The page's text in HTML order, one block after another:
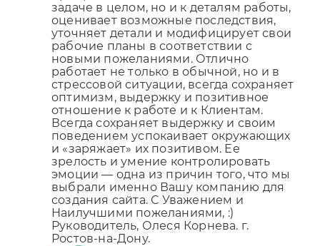
задаче в целом, но и к деталям работы,
оценивает возможные последствия,
уточняет детали и модифицирует свои
рабочие планы в соответствии с
новыми пожеланиями. Отлично
работает не только в обычной, но и в
стрессовой ситуации, всегда сохраняет
оптимизм, выдержку и позитивное
отношение к работе и к Клиентам.
Всегда сохраняет выдержку и своим
поведением успокаивает окружающих
и «заряжает» их позитивом. Ее
зрелость и умение контролировать
эмоции — одна из причин того, что мы
выбрали именно Вашу компанию для
создания сайта. С Уважением и
Наилучшими пожеланиями, :)
Руководитель, Олеся Корнева. г.
Ростов-на-Дону.